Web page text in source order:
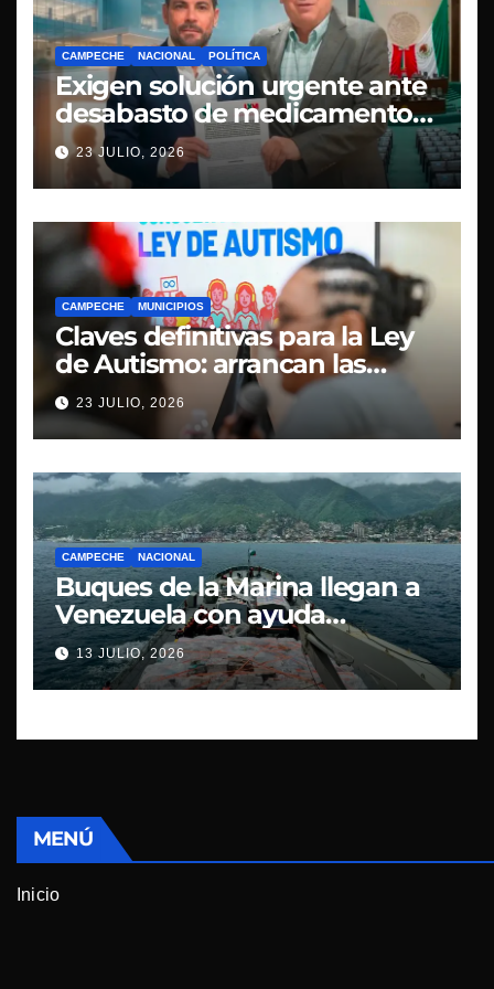
CAMPECHE NACIONAL POLÍTICA
Exigen solución urgente ante
desabasto de medicamentos
oncológicos en Campeche
23 JULIO, 2026
CAMPECHE MUNICIPIOS
Claves definitivas para la Ley
de Autismo: arrancan las
mesas de la Consulta Pública
23 JULIO, 2026
CAMPECHE NACIONAL
Buques de la Marina llegan a
Venezuela con ayuda
humanitaria
13 JULIO, 2026
MENÚ
Inicio